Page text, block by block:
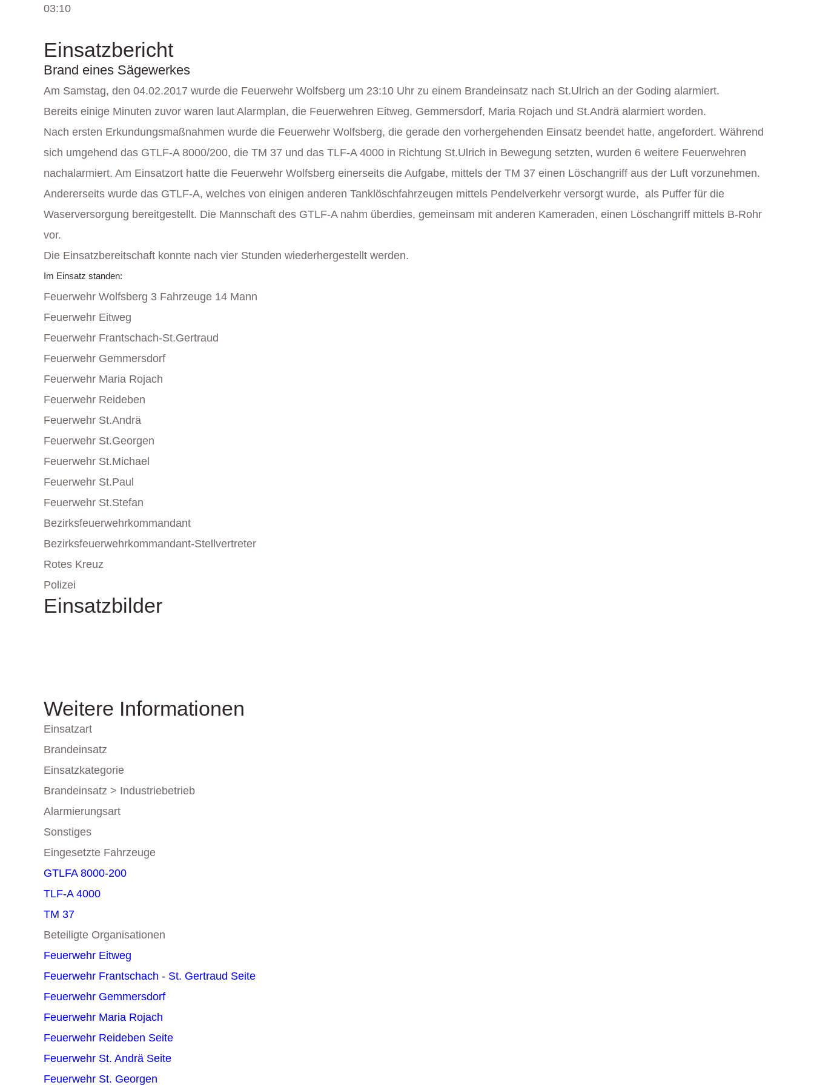
03:10
Einsatzbericht
Brand eines Sägewerkes
Am Samstag, den 04.02.2017 wurde die Feuerwehr Wolfsberg um 23:10 Uhr zu einem Brandeinsatz nach St.Ulrich an der Goding alarmiert.
Bereits einige Minuten zuvor waren laut Alarmplan, die Feuerwehren Eitweg, Gemmersdorf, Maria Rojach und St.Andrä alarmiert worden.
Nach ersten Erkundungsmaßnahmen wurde die Feuerwehr Wolfsberg, die gerade den vorhergehenden Einsatz beendet hatte, angefordert. Während
sich umgehend das GTLF-A 8000/200, die TM 37 und das TLF-A 4000 in Richtung St.Ulrich in Bewegung setzten, wurden 6 weitere Feuerwehren
nachalarmiert. Am Einsatzort hatte die Feuerwehr Wolfsberg einerseits die Aufgabe, mittels der TM 37 einen Löschangriff aus der Luft vorzunehmen.
Andererseits wurde das GTLF-A, welches von einigen anderen Tanklöschfahrzeugen mittels Pendelverkehr versorgt wurde, als Puffer für die
Waserversorgung bereitgestellt. Die Mannschaft des GTLF-A nahm überdies, gemeinsam mit anderen Kameraden, einen Löschangriff mittels B-Rohr
vor.
Die Einsatzbereitschaft konnte nach vier Stunden wiederhergestellt werden.
Im Einsatz standen:
Feuerwehr Wolfsberg 3 Fahrzeuge 14 Mann
Feuerwehr Eitweg
Feuerwehr Frantschach-St.Gertraud
Feuerwehr Gemmersdorf
Feuerwehr Maria Rojach
Feuerwehr Reideben
Feuerwehr St.Andrä
Feuerwehr St.Georgen
Feuerwehr St.Michael
Feuerwehr St.Paul
Feuerwehr St.Stefan
Bezirksfeuerwehrkommandant
Bezirksfeuerwehrkommandant-Stellvertreter
Rotes Kreuz
Polizei
Einsatzbilder
Weitere Informationen
Einsatzart
Brandeinsatz
Einsatzkategorie
Brandeinsatz > Industriebetrieb
Alarmierungsart
Sonstiges
Eingesetzte Fahrzeuge
GTLFA 8000-200
TLF-A 4000
TM 37
Beteiligte Organisationen
Feuerwehr Eitweg
Feuerwehr Frantschach - St. Gertraud Seite
Feuerwehr Gemmersdorf
Feuerwehr Maria Rojach
Feuerwehr Reideben Seite
Feuerwehr St. Andrä Seite
Feuerwehr St. Georgen